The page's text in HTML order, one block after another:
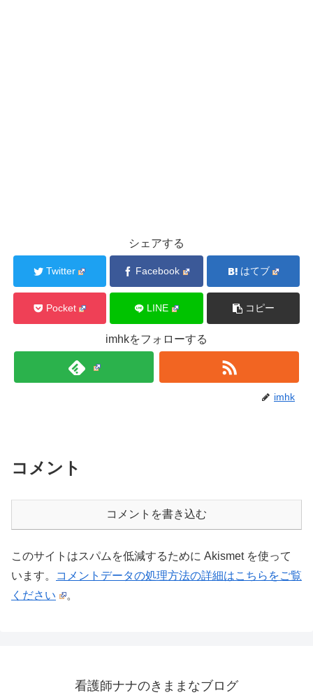
シェアする
Twitter Facebook はてブ
Pocket LINE コピー
imhkをフォローする
imhk
コメント
コメントを書き込む
このサイトはスパムを低減するために Akismet を使って
います。
コメントデータの処理方法の詳細はこちらをご覧
ください
。
看護師ナナのきままなブログ